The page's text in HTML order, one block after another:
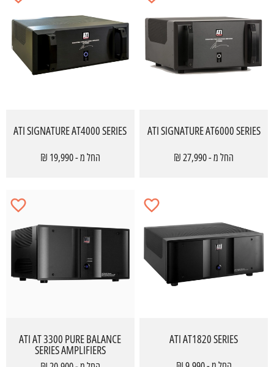
ATI SIGNATURE AT6000 SERIES
החל מ - 27,990 ₪
ATI SIGNATURE AT4000 SERIES
החל מ - 19,990 ₪
ATI AT1820 SERIES
ATI AT 3300 PURE BALANCE
SERIES AMPLIFIERS